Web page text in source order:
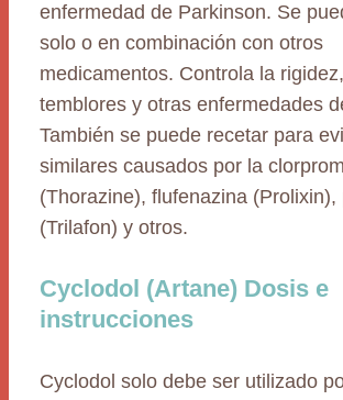
enfermedad de Parkinson. Se
solo o en combinación con otros
medicamentos. Controla la
temblores y otras enfermedades
También se puede recetar para
similares causados por la
(Thorazine), flufenazina (Prolixin),
(Trilafon) y otros.
Cyclodol (Artane) Dosis e
instrucciones
Cyclodol solo debe ser utilizado